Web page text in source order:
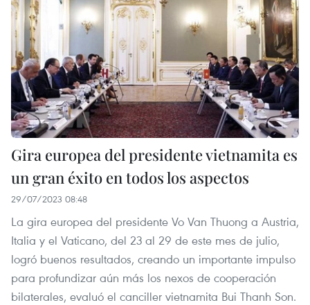
Gira europea del presidente vietnamita es
un gran éxito en todos los aspectos
29/07/2023 08:48
La gira europea del presidente Vo Van Thuong a Austria,
Italia y el Vaticano, del 23 al 29 de este mes de julio,
logró buenos resultados, creando un importante impulso
para profundizar aún más los nexos de cooperación
bilaterales, evaluó el canciller vietnamita Bui Thanh Son.